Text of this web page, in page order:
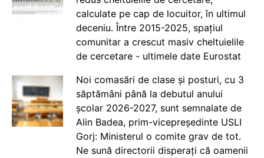
calculate pe cap de locuitor, în ultimul
deceniu. Între 2015-2025, spațiul
comunitar a crescut masiv cheltuielile
de cercetare - ultimele date Eurostat
Noi comasări de clase și posturi, cu 3
săptămâni până la debutul anului
școlar 2026-2027, sunt semnalate de
Alin Badea, prim-vicepreședinte USLI
Gorj: Ministerul o comite grav de tot.
Ne sună directorii disperați că oamenii